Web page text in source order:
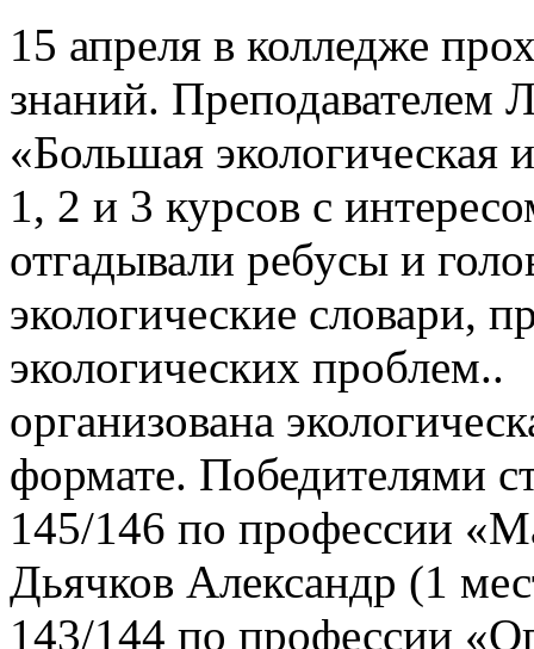
15 апреля в колледже
знаний. Преподавателем
«Большая
1, 2 и 3 курсов с
отгадывали ребусы и
экологические словари,
экологических
организована
формате. Победителями
145/146 по профессии
Дьячков Александр (1
143/144 по профессии